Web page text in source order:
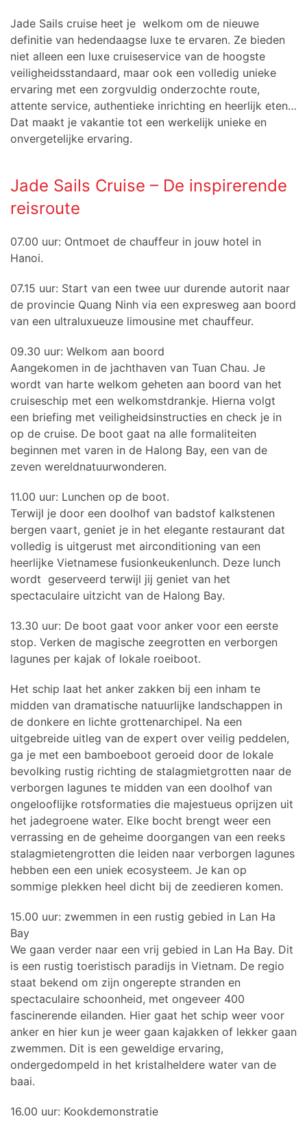
Jade Sails cruise heet je welkom om de nieuwe
definitie van hedendaagse luxe te ervaren. Ze bieden
niet alleen een luxe cruiseservice van de hoogste
veiligheidsstandaard, maar ook een volledig unieke
ervaring met een zorgvuldig onderzochte route,
attente service, authentieke inrichting en heerlijk eten…
Dat maakt je vakantie tot een werkelijk unieke en
onvergetelijke ervaring.
Jade Sails Cruise – De inspirerende
reisroute
07.00 uur: Ontmoet de chauffeur in jouw hotel in
Hanoi.
07.15 uur: Start van een twee uur durende autorit naar
de provincie Quang Ninh via een expresweg aan boord
van een ultraluxueuze limousine met chauffeur.
09.30 uur: Welkom aan boord
Aangekomen in de jachthaven van Tuan Chau. Je
wordt van harte welkom geheten aan boord van het
cruiseschip met een welkomstdrankje. Hierna volgt
een briefing met veiligheidsinstructies en check je in
op de cruise. De boot gaat na alle formaliteiten
beginnen met varen in de Halong Bay, een van de
zeven wereldnatuurwonderen.
11.00 uur: Lunchen op de boot.
Terwijl je door een doolhof van badstof kalkstenen
bergen vaart, geniet je in het elegante restaurant dat
volledig is uitgerust met airconditioning van een
heerlijke Vietnamese fusionkeukenlunch. Deze lunch
wordt geserveerd terwijl jij geniet van het
spectaculaire uitzicht van de Halong Bay.
13.30 uur: De boot gaat voor anker voor een eerste
stop. Verken de magische zeegrotten en verborgen
lagunes per kajak of lokale roeiboot.
Het schip laat het anker zakken bij een inham te
midden van dramatische natuurlijke landschappen in
de donkere en lichte grottenarchipel. Na een
uitgebreide uitleg van de expert over veilig peddelen,
ga je met een bamboeboot geroeid door de lokale
bevolking rustig richting de stalagmietgrotten naar de
verborgen lagunes te midden van een doolhof van
ongelooflijke rotsformaties die majestueus oprijzen uit
het jadegroene water. Elke bocht brengt weer een
verrassing en de geheime doorgangen van een reeks
stalagmietengrotten die leiden naar verborgen lagunes
hebben een een uniek ecosysteem. Je kan op
sommige plekken heel dicht bij de zeedieren komen.
15.00 uur: zwemmen in een rustig gebied in Lan Ha
Bay
We gaan verder naar een vrij gebied in Lan Ha Bay. Dit
is een rustig toeristisch paradijs in Vietnam. De regio
staat bekend om zijn ongerepte stranden en
spectaculaire schoonheid, met ongeveer 400
fascinerende eilanden. Hier gaat het schip weer voor
anker en hier kun je weer gaan kajakken of lekker gaan
zwemmen. Dit is een geweldige ervaring,
ondergedompeld in het kristalheldere water van de
baai.
16.00 uur: Kookdemonstratie